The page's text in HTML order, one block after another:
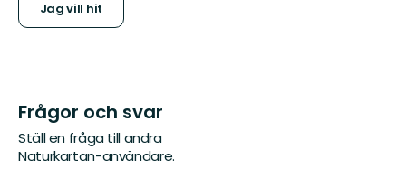
Jag vill hit
Frågor och svar
Ställ en fråga till andra
Naturkartan-användare.